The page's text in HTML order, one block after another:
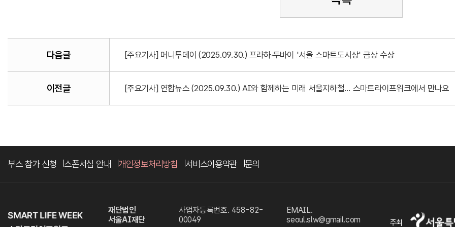
다음글 [주요기사] 머니투데이 (2025.09.30.) 프라하·두바이 '서울 스마트도시상' 금상 수상
이전글 [주요기사] 연합뉴스 (2025.09.30.) AI와 함께하는 미래 서울지하철... 스마트라이프위크에서 만나요
부스 참가 신청 스폰서십 안내 개인정보처리방침 서비스이용약관 문의
재단법인
서울AI재단
사업자등록번호. 458-82-
00049
EMAIL.
seoul.slw@gmail.com
주최